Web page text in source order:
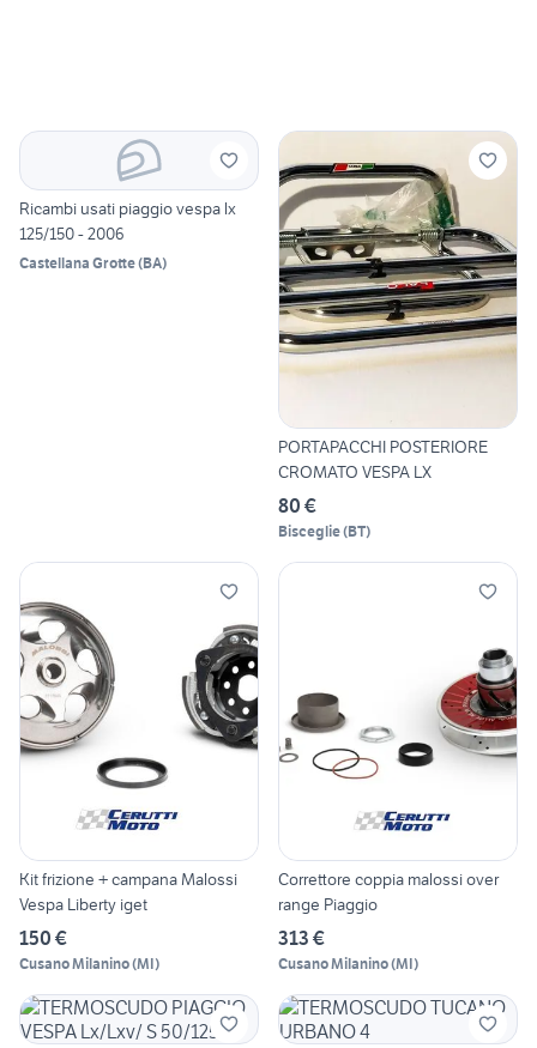
Ricambi usati piaggio vespa lx
125/150 - 2006
Castellana Grotte(BA)
PORTAPACCHI POSTERIORE
CROMATO VESPA LX
80 €
Bisceglie(BT)
Kit frizione + campana Malossi
Vespa Liberty iget
150 €
Cusano Milanino(MI)
Correttore coppia malossi over
range Piaggio
313 €
Cusano Milanino(MI)